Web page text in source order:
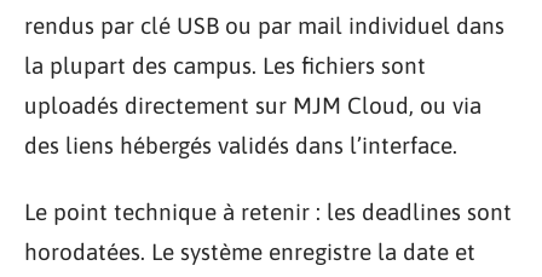
rendus par clé USB ou par mail individuel dans
la plupart des campus. Les fichiers sont
uploadés directement sur MJM Cloud, ou via
des liens hébergés validés dans l’interface.
Le point technique à retenir : les deadlines sont
horodatées. Le système enregistre la date et